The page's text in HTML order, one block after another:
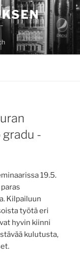
-
19.5.
Kilpailuun
työtä eri
hyvin kiinni
kulutusta,